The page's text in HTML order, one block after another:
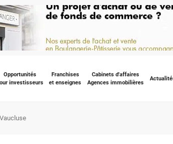
Opportunités
investisseurs
Franchises
et enseignes
Cabinets d'affaires
Agences immobilières